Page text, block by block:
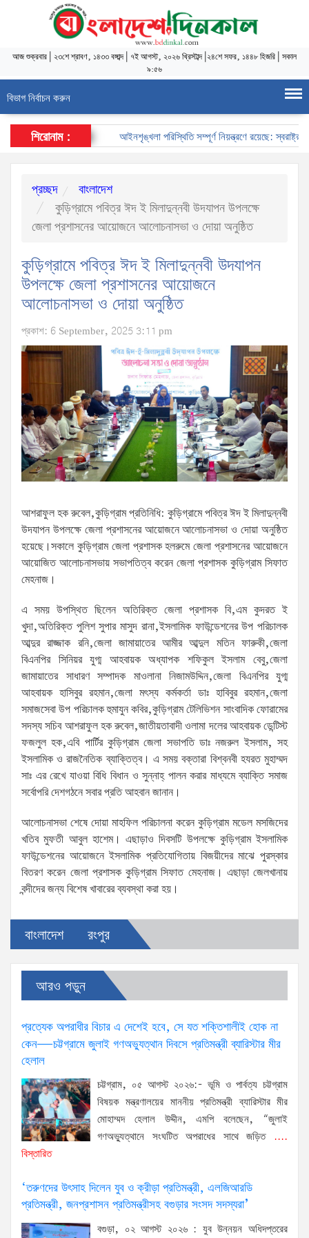
আজশুক্রবার ২৩শে শ্রাবণ, ১৪৩৩ বঙ্গাব্দ| ৭ই আগস্ট, ২০২৬ খ্রিস্টাব্দ| ২৪শে সফর, ১৪৪৮ হিজরি সকাল
৯:৫৬
বিভাগ নির্বাচন করুন
শিরোনাম : আইনশৃঙ্খলা পরিস্থিতি সম্পূর্ণ নিয়ন্ত্রণে রয়েছে: স্বরাষ্ট্রমন্ত্রী
প্রচ্ছদ
বাংলাদেশ
কুড়িগ্রামে পবিত্র ঈদ ই মিলাদুন্নবী উদযাপন উপলক্ষে
জেলা প্রশাসনের আয়োজনে আলোচনাসভা ও দোয়া অনুষ্ঠিত
কুড়িগ্রামে পবিত্র ঈদ ই মিলাদুন্নবী উদযাপন
উপলক্ষে জেলা প্রশাসনের আয়োজনে
আলোচনাসভা ও দোয়া অনুষ্ঠিত
প্রকাশ: 6 September, 2025 3:11 pm
আশরাফুল হক রুবেল,কুড়িগ্রাম প্রতিনিধি: কুড়িগ্রামে পবিত্র ঈদ ই মিলাদুন্নবী
উদযাপন উপলক্ষে জেলা প্রশাসনের আয়োজনে আলোচনাসভা ও দোয়া অনুষ্ঠিত
হয়েছে।সকালে কুড়িগ্রাম জেলা প্রশাসক হলরুমে জেলা প্রশাসনের আয়োজনে
আয়োজিত আলোচনাসভায় সভাপতিত্ব করেন জেলা প্রশাসক কুড়িগ্রাম সিফাত
মেহনাজ।
এ সময় উপস্থিত ছিলেন অতিরিক্ত জেলা প্রশাসক বি,এম কুদরত ই
খুদা,অতিরিক্ত পুলিশ সুপার মাসুদ রানা,ইসলামিক ফাউন্ডেশনের উপ পরিচালক
আব্দুর রাজ্জাক রনি,জেলা জামায়াতের আমীর আব্দুল মতিন ফারুকী,জেলা
বিএনপির সিনিয়র যুগ্ম আহবায়ক অধ্যাপক শফিকুল ইসলাম বেবু,জেলা
জামায়াতের সাধারণ সম্পাদক মাওলানা নিজামউদ্দিন,জেলা বিএনপির যুগ্ম
আহবায়ক হাসিবুর রহমান,জেলা মৎস্য কর্মকর্তা ডাঃ হাবিবুর রহমান,জেলা
সমাজসেবা উপ পরিচালক হুমাযুন কবির,কুড়িগ্রাম টেলিভিশন সাংবাদিক ফোরামের
সদস্য সচিব আশরাফুল হক রুবেল,জাতীয়তাবাদী ওলামা দলের আহবায়ক ডেন্টিস্ট
ফজলুল হক,এবি পার্টির কুড়িগ্রাম জেলা সভাপতি ডাঃ নজরুল ইসলাম, সহ
ইসলামিক ও রাজনৈতিক ব্যাক্তিত্ব। এ সময় বক্তারা বিশ্বনবী হযরত মুহাম্মদ
সাঃ এর রেখে যাওয়া বিধি বিধান ও সুন্নাহ্ পালন করার মাধ্যমে ব্যাক্তি সমাজ
সর্বোপরি দেশগঠনে সবার প্রতি আহবান জানান।
আলোচনাসভা শেষে দোয়া মাহফিল পরিচালনা করেন কুড়িগ্রাম মডেল মসজিদের
খতিব মুফতী আবুল হাশেম। এছাড়াও দিবসটি উপলক্ষে কুড়িগ্রাম ইসলামিক
ফাউন্ডেশনের আয়োজনে ইসলামিক প্রতিযোগিতায় বিজয়ীদের মাঝে পুরস্কার
বিতরণ করেন জেলা প্রশাসক কুড়িগ্রাম সিফাত মেহনাজ। এছাড়া জেলখানায়
বন্দীদের জন্য বিশেষ খাবারের ব্যবস্থা করা হয়।
বাংলাদেশ রংপুর
আরও পড়ুন
প্রত্যেক অপরাধীর বিচার এ দেশেই হবে, সে যত শক্তিশালীই হোক না
কেন—চট্টগ্রামে জুলাই গণঅভ্যুত্থান দিবসে প্রতিমন্ত্রী ব্যারিস্টার মীর
হেলাল
চট্টগ্রাম, ০৫ আগস্ট ২০২৬:- ভূমি ও পার্বত্য চট্টগ্রাম
বিষয়ক মন্ত্রণালয়ের মাননীয় প্রতিমন্ত্রী ব্যারিস্টার মীর
মোহাম্মদ হেলাল উদ্দীন, এমপি বলেছেন, “জুলাই
গণঅভ্যুত্থানে সংঘটিত অপরাধের সাথে জড়িত....
বিস্তারিত
‘তরুণদের উৎসাহ দিলেন যুব ও ক্রীড়া প্রতিমন্ত্রী, এলজিআরডি
প্রতিমন্ত্রী, জনপ্রশাসন প্রতিমন্ত্রীসহ বগুড়ার সংসদ সদস্যরা’
বগুড়া, ০২ আগস্ট ২০২৬ : যুব উন্নয়ন অধিদপ্তরের